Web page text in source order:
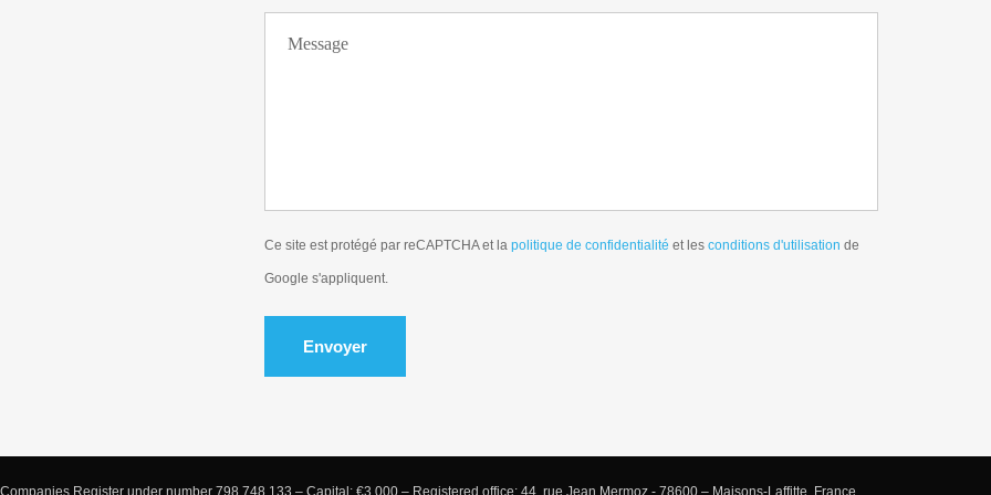
Ce site est protégé par reCAPTCHA et la politique de confidentialité et les conditions d'utilisation de
Google s'appliquent.
Envoyer
Register under number 798 748 133 – Capital: €3,000 – Registered office: 44, rue Jean Mermoz - 78600 – Maisons-Laffitte, France